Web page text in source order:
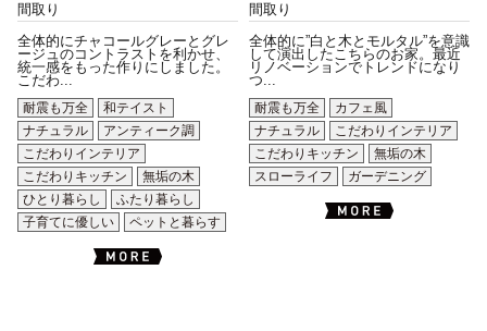
間取り
全体的にチャコールグレーとグレ
ージュのコントラストを利かせ、
統一感をもった作りにしました。
こだわ...
耐震も万全
和テイスト
ナチュラル
アンティーク調
こだわりインテリア
こだわりキッチン
無垢の木
ひとり暮らし
ふたり暮らし
子育てに優しい
ペットと暮らす
間取り
全体的に”白と木とモルタル”を意識
して演出したこちらのお家。最近
リノベーションでトレンドになり
つ...
耐震も万全
カフェ風
ナチュラル
こだわりインテリア
こだわりキッチン
無垢の木
スローライフ
ガーデニング